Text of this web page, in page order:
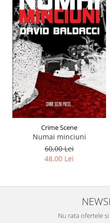
Crime Scene
Numai minciuni
60,00 Lei
48,00 Lei
Nu rata ofertele